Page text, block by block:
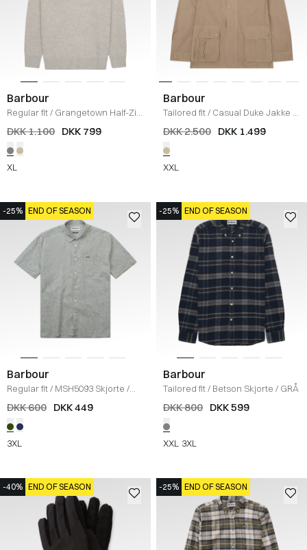
Barbour
Regular fit/ Grangetown Half-Zip
Strik
GRÅ
DKK 1.100 DKK 799
XL
Barbour
Tailored fit/ Casual Duke Jakke
KHAKI
DKK 2.500 DKK 1.499
XXL
-25% END OF SEASON
Barbour
Regular fit/ MSH5093 Skjorte /
OLIVE
DKK 600 DKK 449
3XL
-25% END OF SEASON
Barbour
Tailored fit/ Betson Skjorte / GRÅ
DKK 800 DKK 599
XXL 3XL
-40% END OF SEASON -25% END OF SEASON